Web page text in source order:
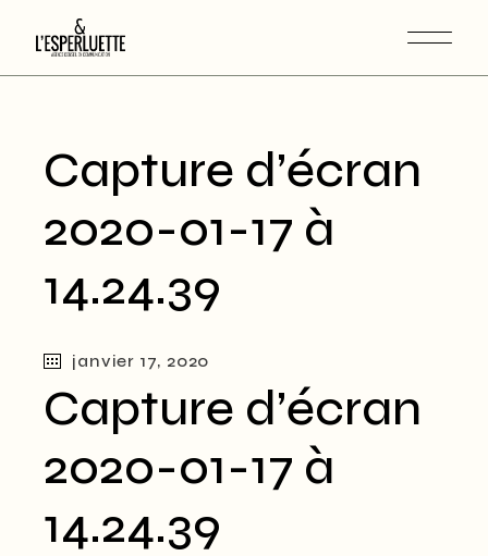
Capture d’écran
2020-01-17 à
14.24.39
janvier 17, 2020
Capture d’écran
2020-01-17 à
14.24.39